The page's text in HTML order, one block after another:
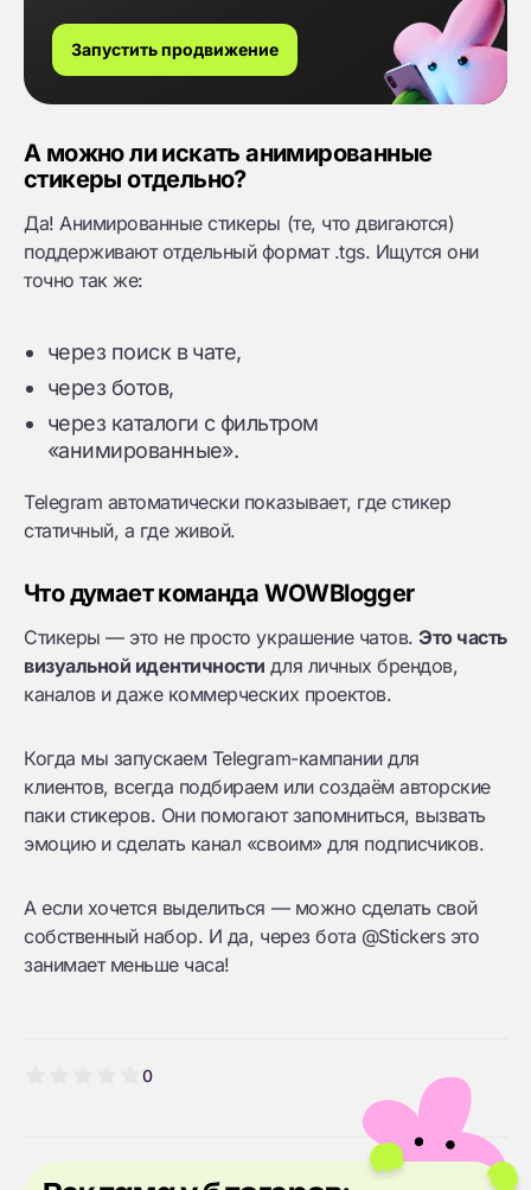
Запустить продвижение
А можно ли искать анимированные
стикеры отдельно?
Да! Анимированные стикеры (те, что двигаются)
поддерживают отдельный формат .tgs. Ищутся они
точно так же:
через поиск в чате,
через ботов,
через каталоги с фильтром
«анимированные».
Telegram автоматически показывает, где стикер
статичный, а где живой.
Что думает команда WOWBlogger
Стикеры — это не просто украшение чатов.Это часть
визуальной идентичности для личных брендов,
каналов и даже коммерческих проектов.
Когда мы запускаем Telegram-кампании для
клиентов, всегда подбираем или создаём авторские
паки стикеров. Они помогают запомниться, вызвать
эмоцию и сделать канал «своим» для подписчиков.
А если хочется выделиться — можно сделать свой
собственный набор. И да, через бота @Stickers это
занимает меньше часа!
0